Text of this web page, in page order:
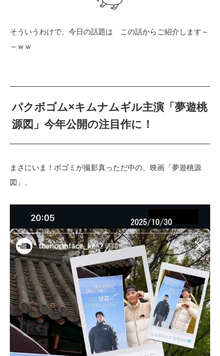
そういうわけで、今日の話題は この話からご紹介します～
～ｗｗ
パクボゴム×キムナムギル主演「夢遊桃
源図」今年公開の注目作に！
まさにいま！ボゴミが撮影真っただ中の、映画「夢遊桃源
図」。